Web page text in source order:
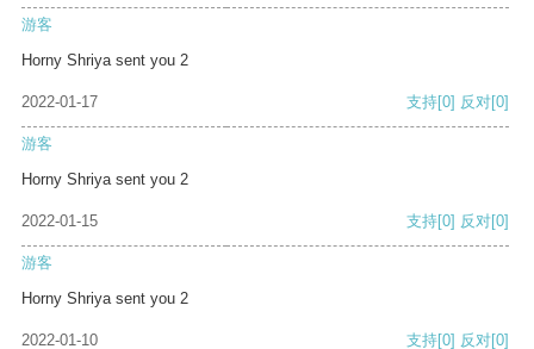
游客
Horny Shriya sent you 2
2022-01-17 支持[0] 反对[0]
游客
Horny Shriya sent you 2
2022-01-15 支持[0] 反对[0]
游客
Horny Shriya sent you 2
2022-01-10 支持[0] 反对[0]